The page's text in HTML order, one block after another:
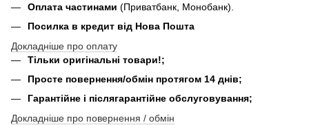
Оплата частинами (Приватбанк, Монобанк).
Посилка в кредит від Нова Пошта
Докладніше про оплату
Тільки оригінальні товари!;
Просте повернення/обмін протягом 14 днів;
Гарантійне і післягарантійне обслуговування;
Докладніше про повернення / обмін